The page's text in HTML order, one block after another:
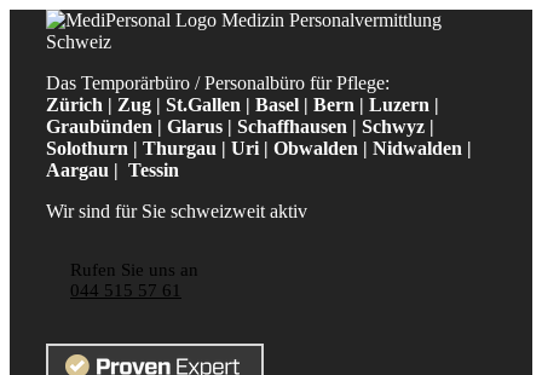
Das Temporärbüro / Personalbüro für Pflege:
Zürich | Zug | St.Gallen | Basel | Bern | Luzern |
Graubünden | Glarus | Schaffhausen | Schwyz |
Solothurn | Thurgau | Uri | Obwalden | Nidwalden |
Aargau | Tessin
Wir sind für Sie schweizweit aktiv
Rufen Sie uns an
044 515 57 61